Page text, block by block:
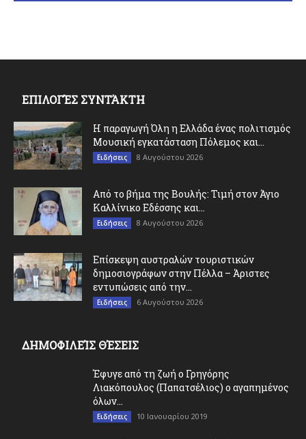
ΕΠΙΛΟΓΈΣ ΣΥΝΤΆΚΤΗ
Η παραγωγή Όλη η Ελλάδα ένας πολιτισμός
Μουσική εγκατάσταση Πόλεμος και...
Ειδήσεις 8 Αυγούστου 2026
Από το βήμα της Βουλής: Τιμή στον Άγιο
Καλλίνικο Εδέσσης και...
Ειδήσεις 8 Αυγούστου 2026
Επίσκεψη αυστραλών τουριστικών
δημοσιογράφων στην Πέλλα – Άριστες
εντυπώσεις από την...
Ειδήσεις 6 Αυγούστου 2026
ΔΗΜΟΦΙΛΕΊΣ ΘΈΣΕΙΣ
Έφυγε από τη ζωή ο Γρηγόρης
Λιακόπουλος (Παπατσέλιος) ο αγαπημένος
όλων...
Ειδήσεις 10 Ιανουαρίου 2019